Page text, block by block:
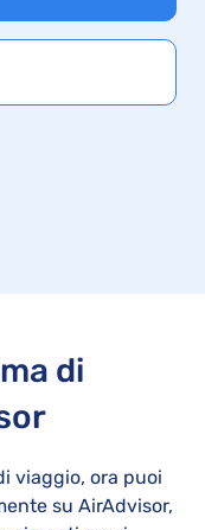
di
viaggio, ora puoi
su AirAdvisor,